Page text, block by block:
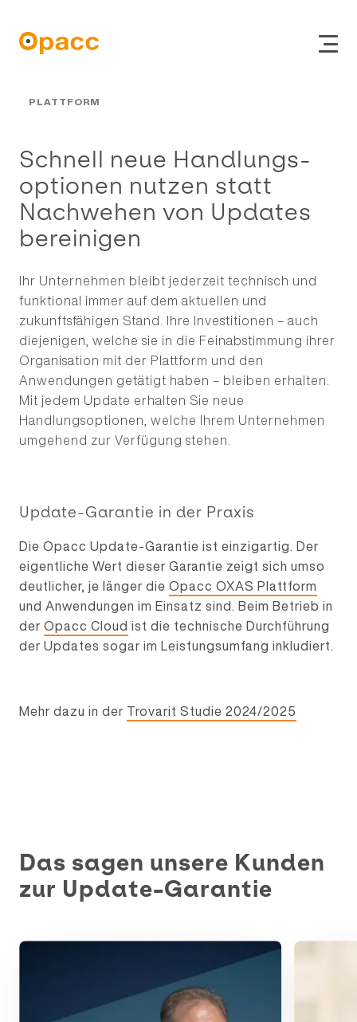
ERP
CRM
Projektmanagement
Academy
Opacc
Team
News
PLATTFORM
Schnell neue Hand­lungs­
op­ti­o­nen nutzen statt
Nachwehen von Updates
bereinigen
Ihr Unternehmen bleibt jederzeit technisch und
funktional immer auf dem aktuellen und
zukunftsfähigen Stand. Ihre Investitionen – auch
diejenigen, welche sie in die Feinabstimmung ihrer
Organisation mit der Plattform und den
Anwendungen getätigt haben – bleiben erhalten.
Mit jedem Update erhalten Sie neue
Handlungsoptionen, welche Ihrem Unternehmen
umgehend zur Verfügung stehen.
Update-Garantie in der Praxis
Die Opacc Update-Garantie ist einzigartig. Der
eigentliche Wert dieser Garantie zeigt sich umso
deutlicher, je länger die Opacc OXAS Plattform
und Anwendungen im Einsatz sind. Beim Betrieb in
der Opacc Cloud ist die technische Durchführung
der Updates sogar im Leistungsumfang inkludiert.
Mehr dazu in der Trovarit Studie 2024/2025
Das sagen unsere Kunden
zur Update-Garantie